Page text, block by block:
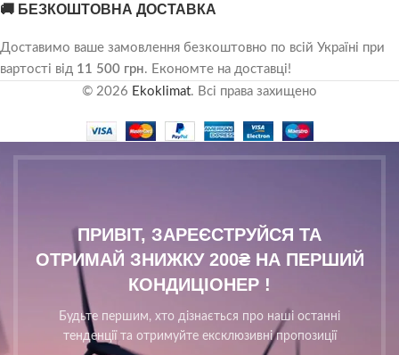
🚚 БЕЗКОШТОВНА ДОСТАВКА
Доставимо ваше замовлення безкоштовно по всій Україні при
вартості від 11 500 грн. Економте на доставці!
© 2026 Ekoklimat. Всі права захищено
ПРИВІТ, ЗАРЕЄСТРУЙСЯ ТА
ОТРИМАЙ ЗНИЖКУ 200₴ НА ПЕРШИЙ
КОНДИЦІОНЕР !
Будьте першим, хто дізнається про наші останні
тенденції та отримуйте ексклюзивні пропозиції